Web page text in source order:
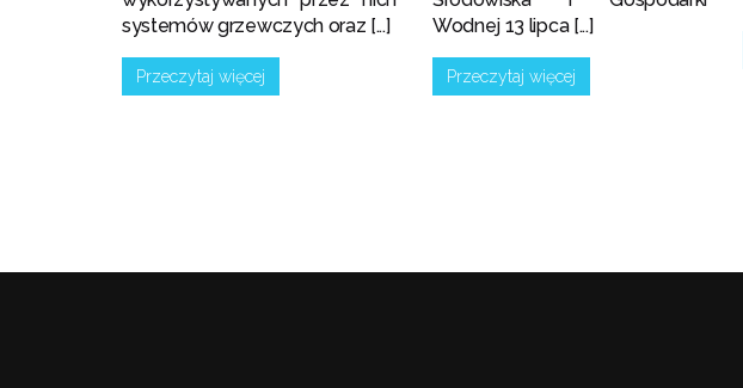
systemów grzewczych oraz [...]
Przeczytaj więcej
Wodnej 13 lipca [...]
Przeczytaj więcej